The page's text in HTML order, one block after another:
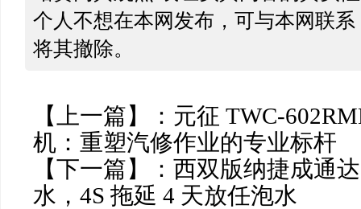
个人不想在本网发布，可与本网联
将其撤除。
【上一篇】： 元征 TWC-
机：重塑汽修作业的专业标杆
【下一篇】： 西双版纳捷成通
水，4S 拖延 4 天放任泡水